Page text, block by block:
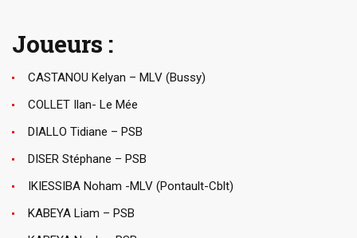
Joueurs :
CASTANOU Kelyan – MLV (Bussy)
COLLET Ilan- Le Mée
DIALLO Tidiane – PSB
DISER Stéphane – PSB
IKIESSIBA Noham -MLV (Pontault-Cblt)
KABEYA Liam – PSB